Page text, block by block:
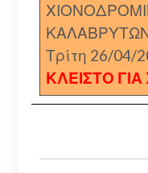
Τρίτη 26/04/
ΚΛΕΙΣΤΟ